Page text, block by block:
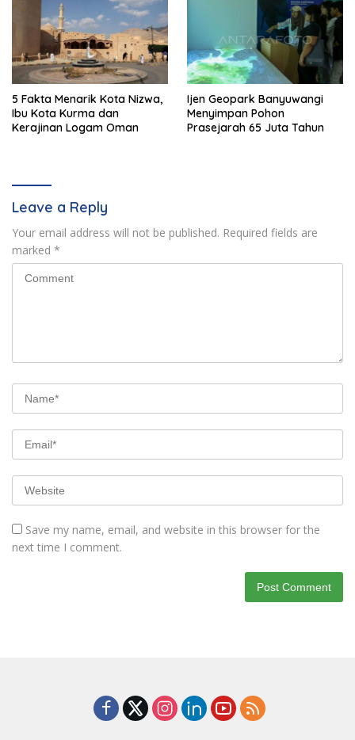
5 Fakta Menarik Kota Nizwa,
Ibu Kota Kurma dan
Kerajinan Logam Oman
Ijen Geopark Banyuwangi
Menyimpan Pohon
Prasejarah 65 Juta Tahun
Leave a Reply
Your email address will not be published. Required fields are
marked *
Save my name, email, and website in this browser for the
next time I comment.